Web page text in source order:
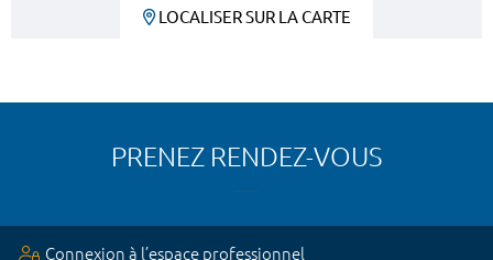
LOCALISER SUR LA CARTE
PRENEZ RENDEZ-VOUS
Connexion à l’espace professionnel